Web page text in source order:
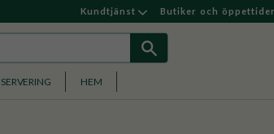
Kundtjänst Butiker och öppettider
SERVERING HEM